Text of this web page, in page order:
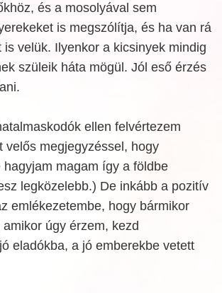
és a mosolyával sem
is megszólítja, és ha van rá
is velük. Ilyenkor a kicsinyek mindig
szüleik háta mögül. Jól eső érzés
ellen felvértezem
velős megjegyzéssel, hogy
hagyjam magam így a földbe
legközelebb.) De inkább a pozitív
emlékezetembe, hogy bármikor
úgy érzem, kezd
eladókba, a jó emberekbe vetett